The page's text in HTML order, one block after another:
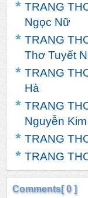
TRANG
Ngọc Nữ
TRANG
Thơ Tuyết
TRANG
Hà
TRANG
Nguyễn
TRANG
TRANG
Comments[ 0 ]